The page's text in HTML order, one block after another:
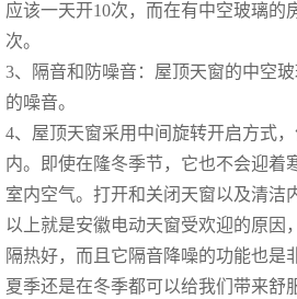
应该一天开10次，而在有中空玻璃的
次。
3、隔音和防噪音：屋顶天窗的中空
的噪音。
4、屋顶天窗采用中间旋转开启方式
内。即使在隆冬季节，它也不会迎着
室内空气。打开和关闭天窗以及清洁
以上就是安徽电动天窗受欢迎的原因
隔热好，而且它隔音降噪的功能也是
夏季还是在冬季都可以给我们带来舒